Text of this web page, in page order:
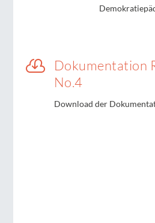

Dokumentation
No.4
Download der